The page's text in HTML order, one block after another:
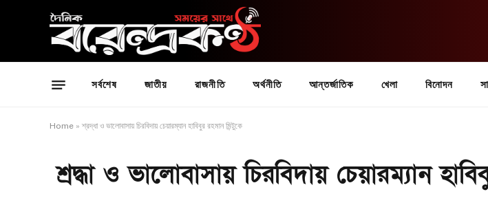
সর্বশেষ জাতীয় রাজনীতি অর্থনীতি আন্তর্জাতিক খেলা বিনোদন
Home » শ্রদ্ধা ও ভালোবাসায় চিরবিদায় চেয়ারম্যান হাবিবুর রহমান মিন্টুকে
শ্রদ্ধা ও ভালোবাসায় চিরবিদায় চেয়ারম্যান